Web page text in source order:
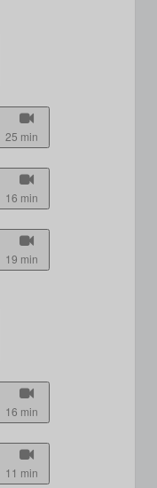
25 min
16 min
19 min
16 min
11 min